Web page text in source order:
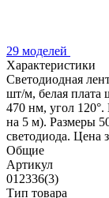
29 моделей
Характеристики
Светодиодная
шт/м, белая
470 нм, угол
на 5 м). Размеры
светодиода. Цена
Общие
Артикул
012336(3)
Тип товара